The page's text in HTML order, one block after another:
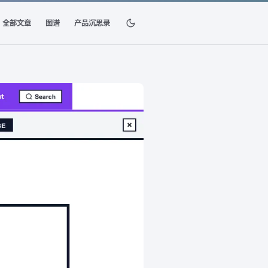
全部文章 图谱 产品沉思录